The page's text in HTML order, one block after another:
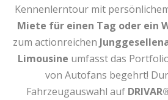
Kennenlerntour mit
Miete für einen Tag oder ein
zum actionreichen
Limousine umfasst das
von Autofans begehrt!
Fahrzeugauswahl auf